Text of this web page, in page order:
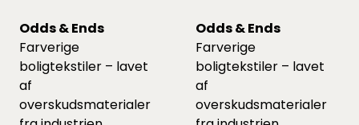
Odds & Ends
Farverige
boligtekstiler – lavet
af
overskudsmaterialer
Odds & Ends
Farverige
boligtekstiler – lavet
af
overskudsmaterialer